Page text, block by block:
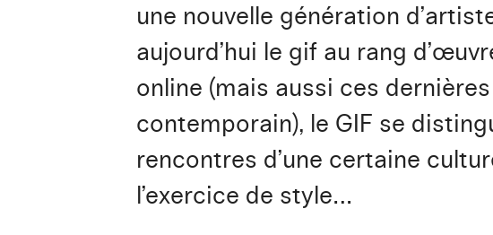
une nouvelle génération
aujourd’hui le gif au rang
online (mais aussi ces
contemporain), le GIF se
rencontres d’une certaine
l’exercice de style…